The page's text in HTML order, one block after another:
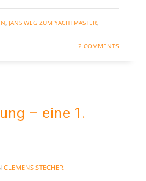
, JANS WEG ZUM YACHTMASTER,
2 COMMENTS
– eine 1.
CLEMENS STECHER